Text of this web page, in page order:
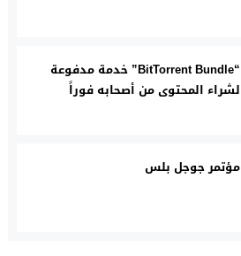
“BitTorrent Bundle” خدمة مدفوعة
لشراء المحتوى من أصحابه فوراً
مؤتمر جوجل بلس